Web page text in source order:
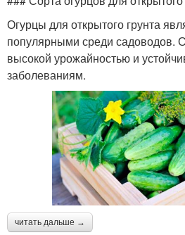
Огурцы для открытого грунта
популярными среди садоводов.
высокой урожайностью и
заболеваниям.
читать дальше →